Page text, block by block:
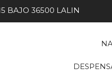
BAJO 36500 LALIN